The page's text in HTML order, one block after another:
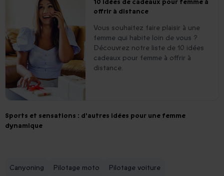
10 idées de cadeaux pour femme à
offrir à distance
Vous souhaitez faire plaisir à une
femme qui habite loin de vous ?
Découvrez notre liste de 10 idées
cadeaux pour femme à offrir à
distance.
Sports et sensations : d'autres idées pour une femme
dynamique
Canyoning Pilotage moto Pilotage voiture